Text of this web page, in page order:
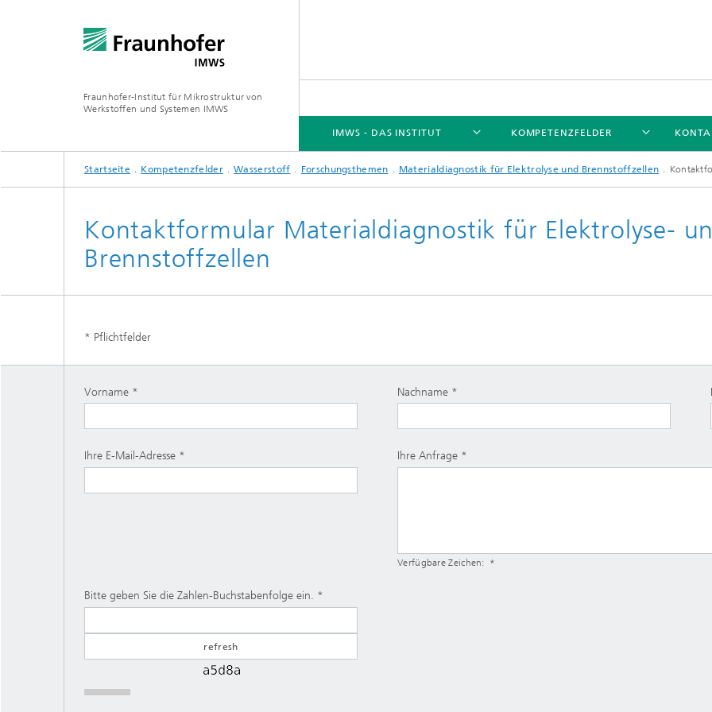
Fraunhofer-Institut für Mikrostruktur von
Werkstoffen und Systemen IMWS
IMWS - DAS INSTITUT
IMWS - DAS INSTITUT
KOMPETENZFELDER
KOMPETENZFELDER
KONTAKT
PRESSE
Startseite Kompetenzfelder Wasserstoff Forschungsthemen Materialdiagnostik für Elektrolyse und Brennstoffzellen
Kontaktformular Materialdiagnostik für Elektrolyse-
Brennstoffzellen
* Pflichtfelder
Vorname Nachname
Ihre E-Mail-Adresse Ihre Anfrage
Verfügbare Zeichen:
Bitte geben Sie die Zahlen-Buchstabenfolge ein.